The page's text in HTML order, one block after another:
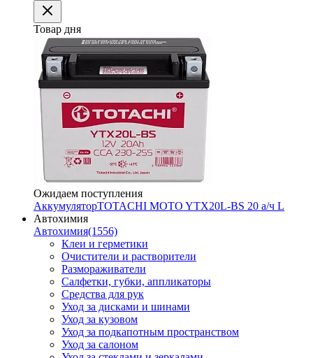
Товар дня
Ожидаем поступления
АккумуляторTOTACHI MOTO YTX20L-BS 20 а/ч L
Автохимия
Автохимия(1556)
Клеи и герметики
Очистители и растворители
Размораживатели
Салфетки, губки, аппликаторы
Средства для рук
Уход за дисками и шинами
Уход за кузовом
Уход за подкапотным пространством
Уход за салоном